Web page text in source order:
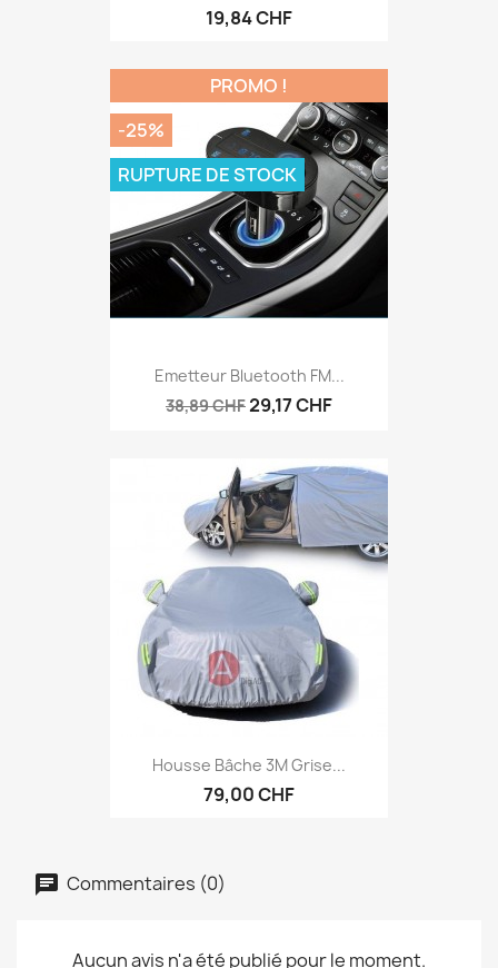
19,84 CHF
Emetteur Bluetooth FM...
38,89 CHF29,17 CHF
PROMO !
-25%
RUPTURE DE STOCK
Housse Bâche 3M Grise...
79,00 CHF
Commentaires (0)
Aucun avis n'a été publié pour le moment.